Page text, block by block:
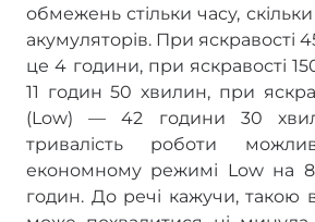
обмежень стільки часу,
акумуляторів. При яскравості
це 4 години, при яскравості
11 годин 50 хвилин, при
(Low) — 42 години 30
тривалість роботи
економному режимі Low на
годин. До речі кажучи, такою